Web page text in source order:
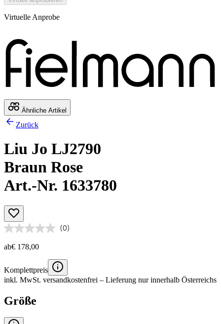
Virtuelle Anprobe
Ähnliche Artikel
Zurück
Liu Jo LJ2790
Braun Rose
Art.-Nr. 1633780
(0)
ab€ 178,00
Komplettpreis
inkl. MwSt. versandkostenfrei – Lieferung nur innerhalb Österreichs
Größe